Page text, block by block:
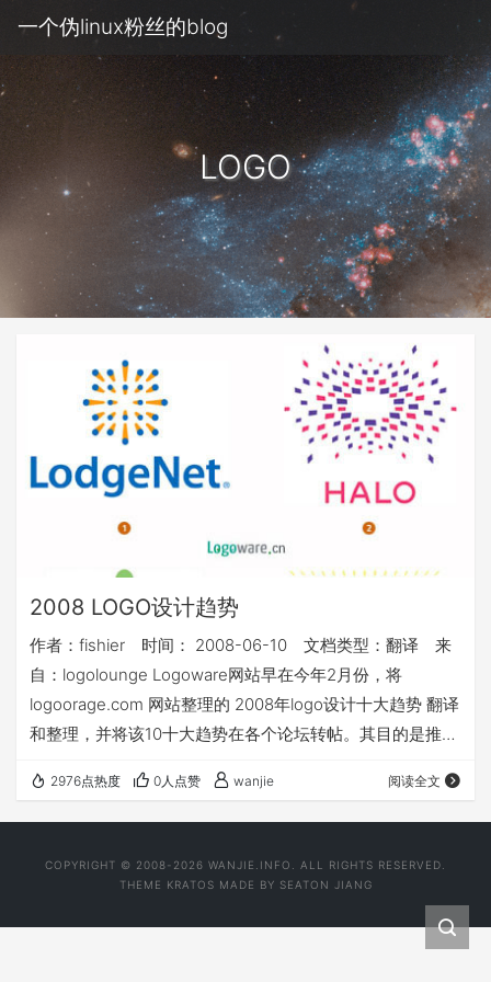
一个伪linux粉丝的blog
LOGO
2008 LOGO设计趋势
作者：fishier 时间： 2008-06-10 文档类型：翻译 来
自：logolounge Logoware网站早在今年2月份，将
logoorage.com 网站整理的 2008年logo设计十大趋势 翻译
和整理，并将该10十大趋势在各个论坛转帖。其目的是推广
logo设计同行的认识和理解。
2976点热度 0人点赞 wanjie 阅读全文
COPYRIGHT © 2008-2026 WANJIE.INFO. ALL RIGHTS RESERVED.
THEME KRATOS MADE BY SEATON JIANG